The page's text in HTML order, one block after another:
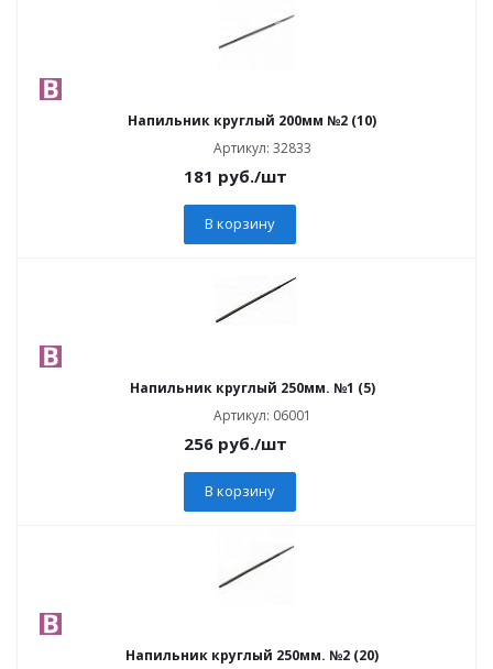
Напильник круглый 200мм №2 (10)
Артикул: 32833
181 руб./шт
В корзину
Напильник круглый 250мм. №1 (5)
Артикул: 06001
256 руб./шт
В корзину
Напильник круглый 250мм. №2 (20)